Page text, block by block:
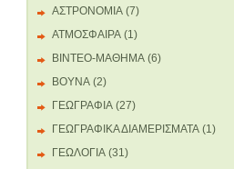
ΑΣΤΡΟΝΟΜΙΑ (7)
ΑΤΜΟΣΦΑΙΡΑ (1)
ΒΙΝΤΕΟ-ΜΑΘΗΜΑ (6)
ΒΟΥΝΑ (2)
ΓΕΩΓΡΑΦΙΑ (27)
ΓΕΩΓΡΑΦΙΚΑ ΔΙΑΜΕΡΙΣΜΑΤΑ (1)
ΓΕΩΛΟΓΙΑ (31)